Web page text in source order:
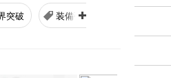
突破 装備強化